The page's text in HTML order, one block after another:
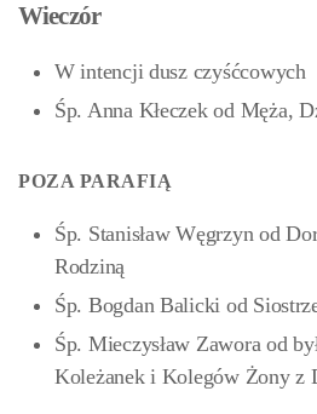
Wieczór
W intencji dusz czyśćcowych
Śp. Anna Kłeczek od Męża,
POZA PARAFIĄ
Śp. Stanisław Węgrzyn od
Rodziną
Śp. Bogdan Balicki od
Śp. Mieczysław Zawora od
Koleżanek i Kolegów Żony z